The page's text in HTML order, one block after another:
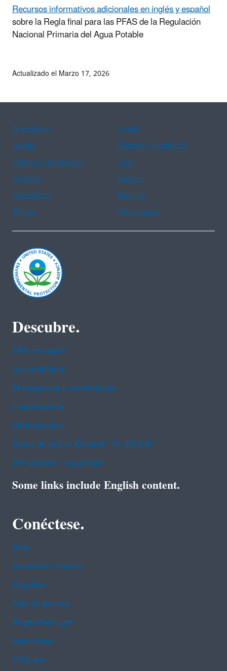
Recursos informativos adicionales en inglés y español
sobre la Regla final para las PFAS de la Regulación
Nacional Primaria del Agua Potable
Actualizado el Marzo 17, 2026
Assistance
Ayuda
Arabic
Chinese (simplified)
Chinese (traditional)
Aide
Asistans
Korean
Assistência
Russian
Tulong
Vietnamese
Descubre.
EPA en ingl‌és
Accesibilidad
Presupuesto y rendimiento
Contratación
Subvenciones
Datos de la Ley Federal "No FEAR"
Privacidad y seguridad
Some links include English content.
Conéctese.
Data
Inspector General
Empleos
Sala de prensa
Regulations.gov
Suscríbase
USA.gov